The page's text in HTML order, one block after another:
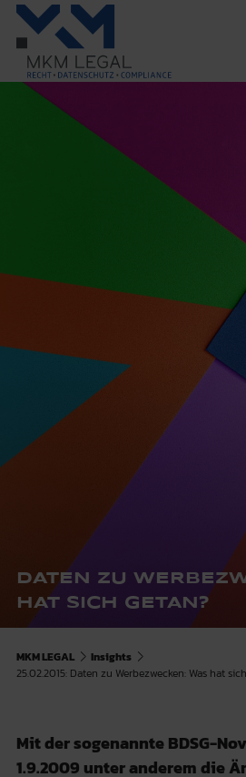
DATEN ZU
HAT SICH GETAN?
MKM LEGAL
Insights
25.02.2015: Daten zu Werbezwecken: Was hat
Mit der sogenannte BDSG-
1.9.2009 unter anderem die